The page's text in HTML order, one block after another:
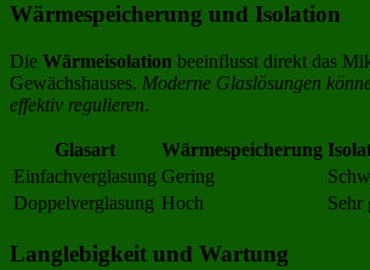
Wärmespeicherung und Isolation
Die Wärmeisolation beeinflusst direkt das
Gewächshauses. Moderne Glaslösungen
effektiv regulieren.
Glasart Wärmespeicherung
Einfachverglasung Gering
Doppelverglasung Hoch Sehr
Langlebigkeit und Wartung